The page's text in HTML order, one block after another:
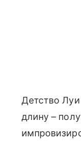
Детство
длину –